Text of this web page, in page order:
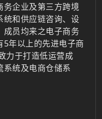
务企业及第三方跨境
统和供应链咨询、设
员均来之电子商务
5年以上的先进电子商
力于打造低运营成
系统及电商仓储系